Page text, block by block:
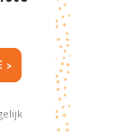
JOUW NIEUWSBRIEFKEUZE >